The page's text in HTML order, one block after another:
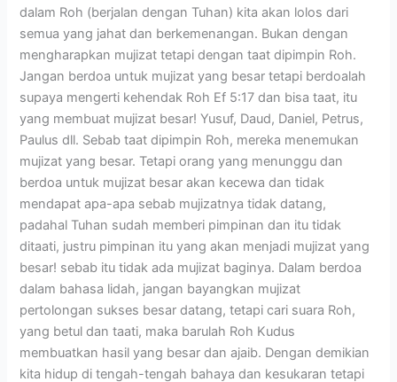
dalam Roh (berjalan dengan Tuhan) kita akan lolos dari
semua yang jahat dan berkemenangan. Bukan dengan
mengharapkan mujizat tetapi dengan taat dipimpin Roh.
Jangan berdoa untuk mujizat yang besar tetapi berdoalah
supaya mengerti kehendak Roh Ef 5:17 dan bisa taat, itu
yang membuat mujizat besar! Yusuf, Daud, Daniel, Petrus,
Paulus dll. Sebab taat dipimpin Roh, mereka menemukan
mujizat yang besar. Tetapi orang yang menunggu dan
berdoa untuk mujizat besar akan kecewa dan tidak
mendapat apa-apa sebab mujizatnya tidak datang,
padahal Tuhan sudah memberi pimpinan dan itu tidak
ditaati, justru pimpinan itu yang akan menjadi mujizat yang
besar! sebab itu tidak ada mujizat baginya. Dalam berdoa
dalam bahasa lidah, jangan bayangkan mujizat
pertolongan sukses besar datang, tetapi cari suara Roh,
yang betul dan taati, maka barulah Roh Kudus
membuatkan hasil yang besar dan ajaib. Dengan demikian
kita hidup di tengah-tengah bahaya dan kesukaran tetapi